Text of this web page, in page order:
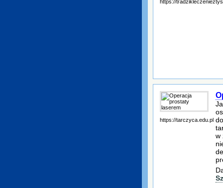
https://
https://tarczyca.edu.pl
w